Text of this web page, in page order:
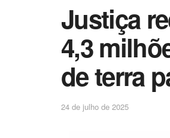
Justiça
4,3
de terra
24 de julho de 2025